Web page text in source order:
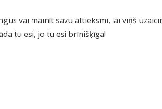
vai mainīt savu attieksmi, lai viņš
tu esi, jo tu esi brīnišķīga!